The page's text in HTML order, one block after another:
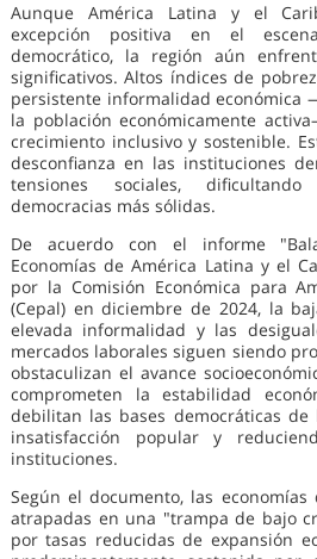
Aunque América Latina y el
excepción positiva en el
democrático, la región aún
significativos. Altos índices de
persistente informalidad económica
la población económicamente
crecimiento inclusivo y sostenible.
desconfianza en las instituciones
tensiones sociales,
democracias más sólidas.
De acuerdo con el informe
Economías de América Latina y el
por la Comisión Económica para
(Cepal) en diciembre de 2024, la
elevada informalidad y las
mercados laborales siguen siendo
obstaculizan el avance
comprometen la estabilidad
debilitan las bases democráticas
insatisfacción popular y
instituciones.
Según el documento, las
atrapadas en una "trampa de bajo
por tasas reducidas de expansión